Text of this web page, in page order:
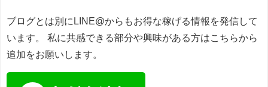
ブログとは別にLINE@からもお得な稼げる情報を発信して
います。
私に共感できる部分や興味がある方はこちらから
追加をお願いします。